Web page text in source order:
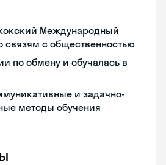
Международный
связям с общественностью
по обмену и обучалась в
и задачно-
методы обучения